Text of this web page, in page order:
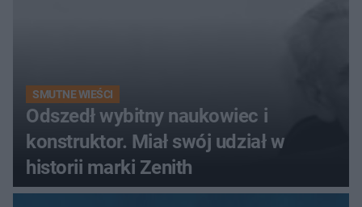
SMUTNE WIEŚCI
Odszedł wybitny naukowiec i
konstruktor. Miał swój udział w
historii marki Zenith